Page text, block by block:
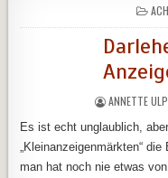
IN
ANNETTE
Es ist echt unglaublich,
„Kleinanzeigenmärkten“
man hat noch nie etwas